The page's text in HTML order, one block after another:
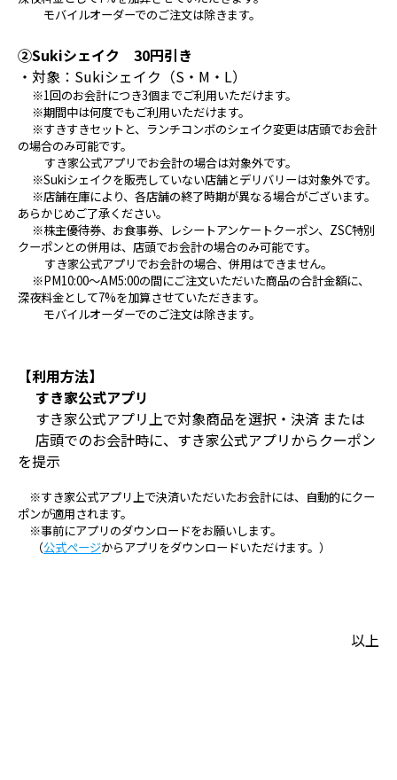
モバイルオーダーでのご注文は除きます。
②Sukiシェイク 30円引き
・対象：Sukiシェイク（S・M・L）
※1回のお会計につき3個までご利用いただけます。
※期間中は何度でもご利用いただけます。
※すきすきセットと、ランチコンボのシェイク変更は店頭でお会計
の場合のみ可能です。
すき家公式アプリでお会計の場合は対象外です。
※Sukiシェイクを販売していない店舗とデリバリーは対象外です。
※店舗在庫により、各店舗の終了時期が異なる場合がございます。
あらかじめご了承ください。
※株主優待券、お食事券、レシートアンケートクーポン、ZSC特別
クーポンとの併用は、店頭でお会計の場合のみ可能です。
すき家公式アプリでお会計の場合、併用はできません。
※PM10:00～AM5:00の間にご注文いただいた商品の合計金額に、
深夜料金として7%を加算させていただきます。
モバイルオーダーでのご注文は除きます。
【利用方法】
すき家公式アプリ
すき家公式アプリ上で対象商品を選択・決済 または
店頭でのお会計時に、すき家公式アプリからクーポン
を提示
※すき家公式アプリ上で決済いただいたお会計には、自動的にクー
ポンが適用されます。
※事前にアプリのダウンロードをお願いします。
（公式ページからアプリをダウンロードいただけます。）
以上